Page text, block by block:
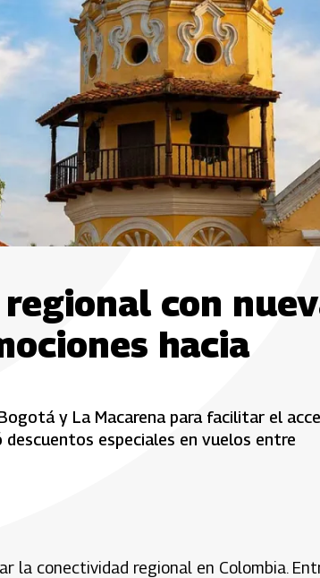
con
hacia
y La Macarena para facilitar el
especiales en vuelos entre
la conectividad regional en Colombia.